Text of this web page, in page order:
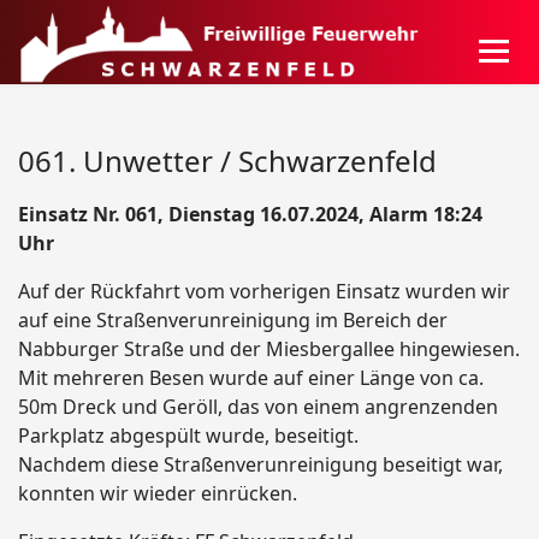
061. Unwetter / Schwarzenfeld
Einsatz Nr. 061, Dienstag 16.07.2024, Alarm 18:24
Uhr
Auf der Rückfahrt vom vorherigen Einsatz wurden wir
auf eine Straßenverunreinigung im Bereich der
Nabburger Straße und der Miesbergallee hingewiesen.
Mit mehreren Besen wurde auf einer Länge von ca.
50m Dreck und Geröll, das von einem angrenzenden
Parkplatz abgespült wurde, beseitigt.
Nachdem diese Straßenverunreinigung beseitigt war,
konnten wir wieder einrücken.